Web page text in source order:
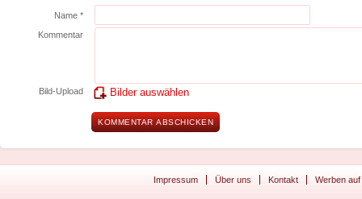
Name *
Kommentar
Bild-Upload Bilder auswählen
Impressum Über uns Kontakt Werben